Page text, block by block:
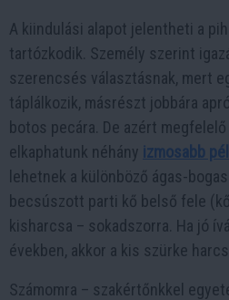
A kiindulási alapot jelentheti a
tartózkodik. Személy szerint
szerencsés választásnak, mert
táplálkozik, másrészt jobbára
botos pecára. De azért
elkaphatunk néhány izmosabb
lehetnek a különböző ágas-
becsúszott parti kő belső fele
kisharcsa – sokadszorra. Ha jó
években, akkor a kis szürke
Számomra – szakértőnkkel